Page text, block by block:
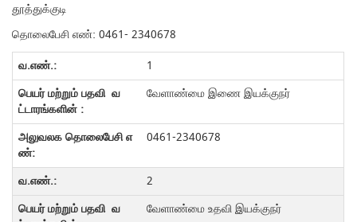
தூத்துக்குடி
தொலைபேசி எண்: 0461- 2340678
1
வேளாண்மை இணை இயக்குநர்
0461-2340678
2
வேளாண்மை உதவி இயக்குநர்